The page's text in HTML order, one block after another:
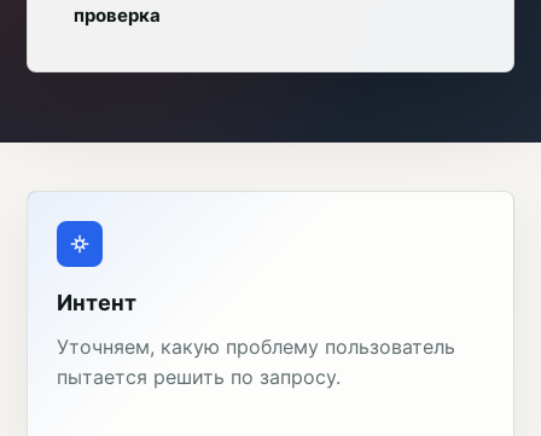
проверка
Интент
Уточняем, какую проблему пользователь
пытается решить по запросу.